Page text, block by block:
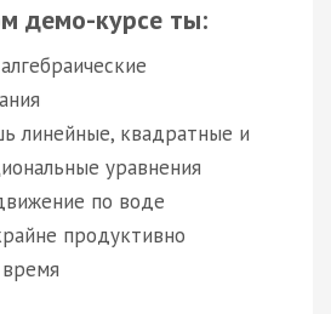
демо-курсе ты:
линейные, квадратные и
уравнения
по воде
продуктивно